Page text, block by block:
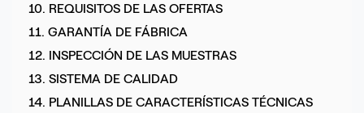
10. REQUISITOS DE LAS OFERTAS
11. GARANTÍA DE FÁBRICA
12. INSPECCIÓN DE LAS MUESTRAS
13. SISTEMA DE CALIDAD
14. PLANILLAS DE CARACTERÍSTICAS TÉCNICAS